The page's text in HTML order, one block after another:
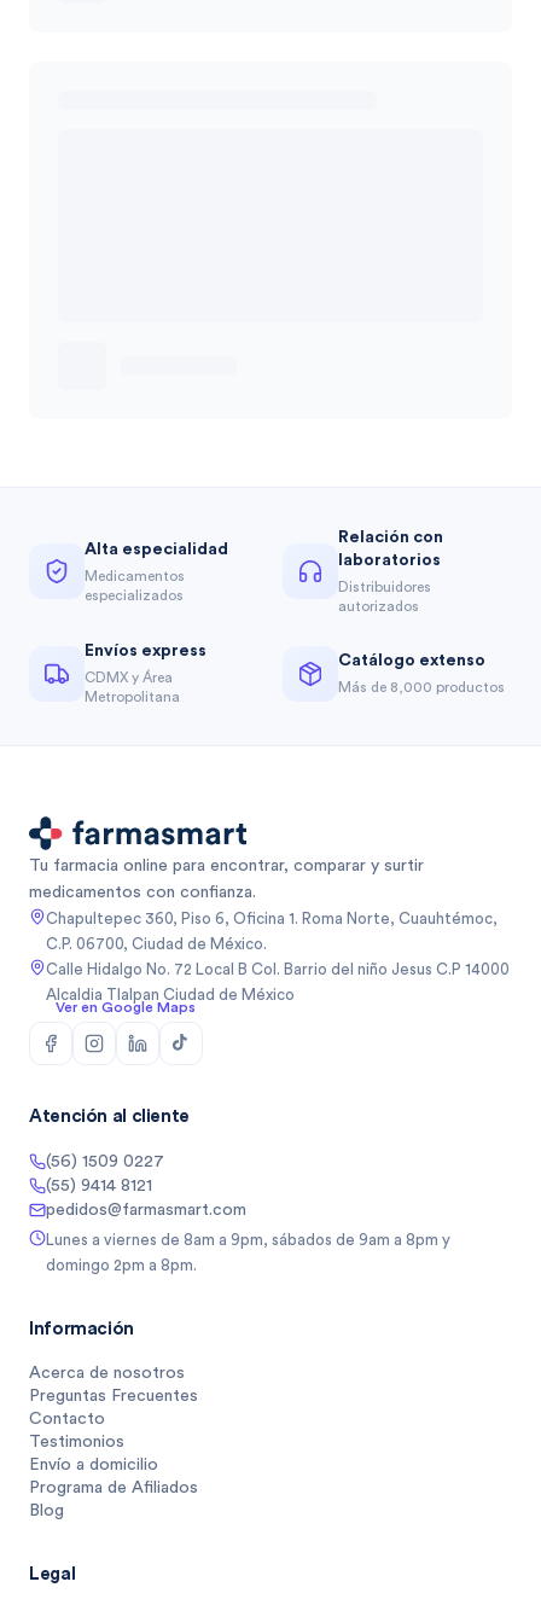
Alta especialidad
Medicamentos
especializados
Relación con
laboratorios
Distribuidores
autorizados
Envíos express
CDMX y Área
Metropolitana
Catálogo extenso
Más de 8,000 productos
Tu farmacia online para encontrar, comparar y surtir
medicamentos con confianza.
Chapultepec 360, Piso 6, Oficina 1. Roma Norte, Cuauhtémoc,
C.P. 06700, Ciudad de México.
Calle Hidalgo No. 72 Local B Col. Barrio del niño Jesus C.P 14000
Alcaldia Tlalpan Ciudad de México
Ver en Google Maps
Atención al cliente
(56) 1509 0227
(55) 9414 8121
pedidos@farmasmart.com
Lunes a viernes de 8am a 9pm, sábados de 9am a 8pm y
domingo 2pm a 8pm.
Información
Acerca de nosotros
Preguntas Frecuentes
Contacto
Testimonios
Envío a domicilio
Programa de Afiliados
Blog
Legal